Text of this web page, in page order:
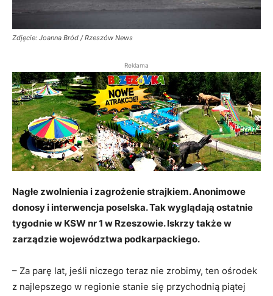
Zdjęcie: Joanna Bród / Rzeszów News
Reklama
Nagłe zwolnienia i zagrożenie strajkiem. Anonimowe
donosy i interwencja poselska. Tak wyglądają ostatnie
tygodnie w KSW nr 1 w Rzeszowie. Iskrzy także w
zarządzie województwa podkarpackiego.
– Za parę lat, jeśli niczego teraz nie zrobimy, ten ośrodek
z najlepszego w regionie stanie się przychodnią piątej